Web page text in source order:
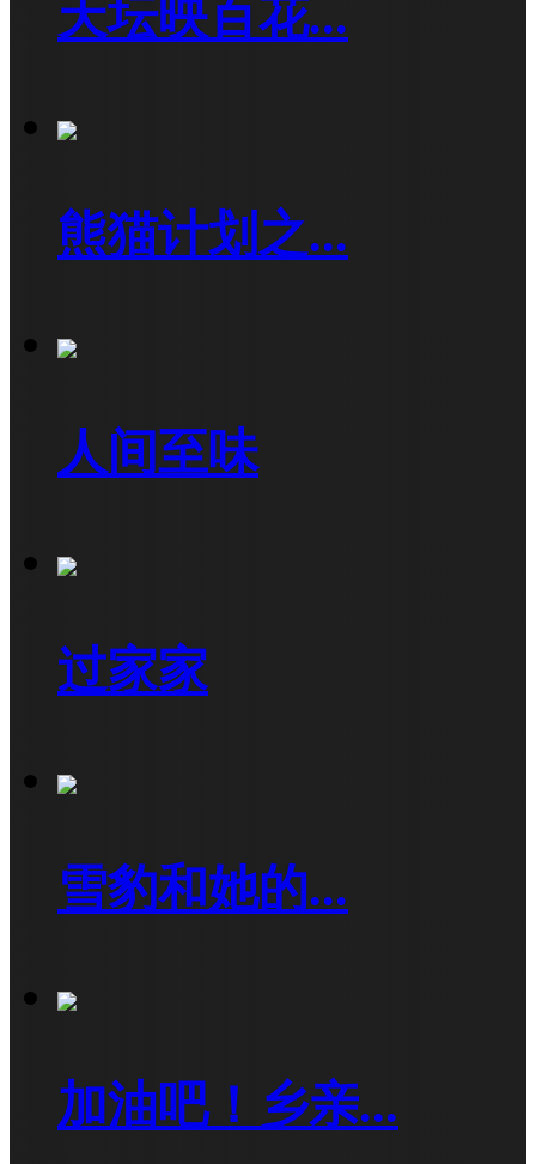
天坛映百花...
熊猫计划之...
人间至味
过家家
雪豹和她的...
加油吧！乡亲...